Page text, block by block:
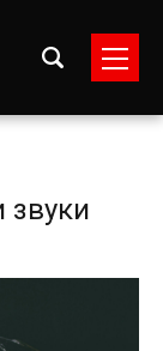
звуки